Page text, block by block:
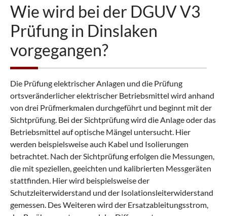
Wie wird bei der DGUV V3
Prüfung in Dinslaken
vorgegangen?
Die Prüfung elektrischer Anlagen und die Prüfung
ortsveränderlicher elektrischer Betriebsmittel wird anhand
von drei Prüfmerkmalen durchgeführt und beginnt mit der
Sichtprüfung. Bei der Sichtprüfung wird die Anlage oder das
Betriebsmittel auf optische Mängel untersucht. Hier
werden beispielsweise auch Kabel und Isolierungen
betrachtet. Nach der Sichtprüfung erfolgen die Messungen,
die mit speziellen, geeichten und kalibrierten Messgeräten
stattfinden. Hier wird beispielsweise der
Schutzleiterwiderstand und der Isolationsleiterwiderstand
gemessen. Des Weiteren wird der Ersatzableitungsstrom,